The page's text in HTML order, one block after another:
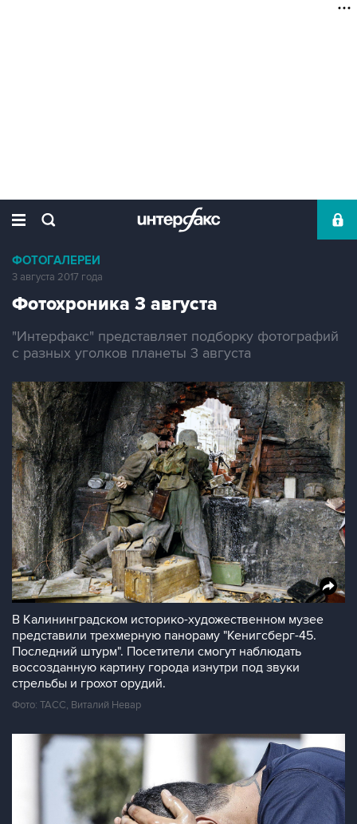
ФОТОГАЛЕРЕИ
3 августа 2017 года
Фотохроника 3 августа
"Интерфакс" представляет подборку фотографий
с разных уголков планеты 3 августа
В Калининградском историко-художественном музее
представили трехмерную панораму "Кенигсберг-45.
Последний штурм". Посетители смогут наблюдать
воссозданную картину города изнутри под звуки
стрельбы и грохот орудий.
Фото: ТАСС, Виталий Невар